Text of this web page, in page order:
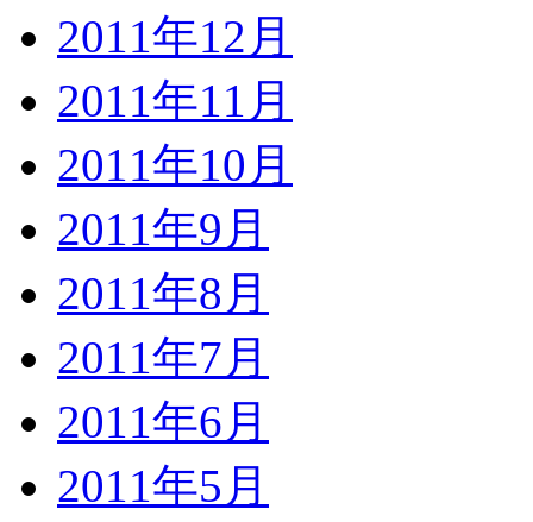
2011年12月
2011年11月
2011年10月
2011年9月
2011年8月
2011年7月
2011年6月
2011年5月